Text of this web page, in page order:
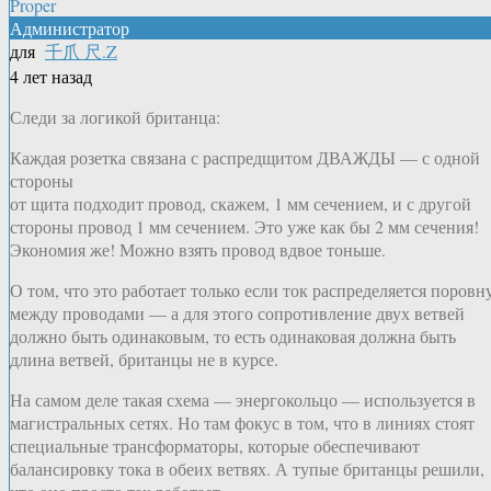
Proper
Администратор
для 千爪 尺.Z
4 лет назад
Следи за логикой британца:
Каждая розетка связана с распредщитом ДВАЖДЫ — с одной
стороны
от щита подходит провод, скажем, 1 мм сечением, и с другой
стороны провод 1 мм сечением. Это уже как бы 2 мм сечения!
Экономия же! Можно взять провод вдвое тоньше.
О том, что это работает только если ток распределяется
между проводами — а для этого сопротивление двух ветвей
должно быть одинаковым, то есть одинаковая должна быть
длина ветвей, британцы не в курсе.
На самом деле такая схема — энергокольцо — используется в
магистральных сетях. Но там фокус в том, что в линиях стоят
специальные трансформаторы, которые обеспечивают
балансировку тока в обеих ветвях. А тупые британцы решили,